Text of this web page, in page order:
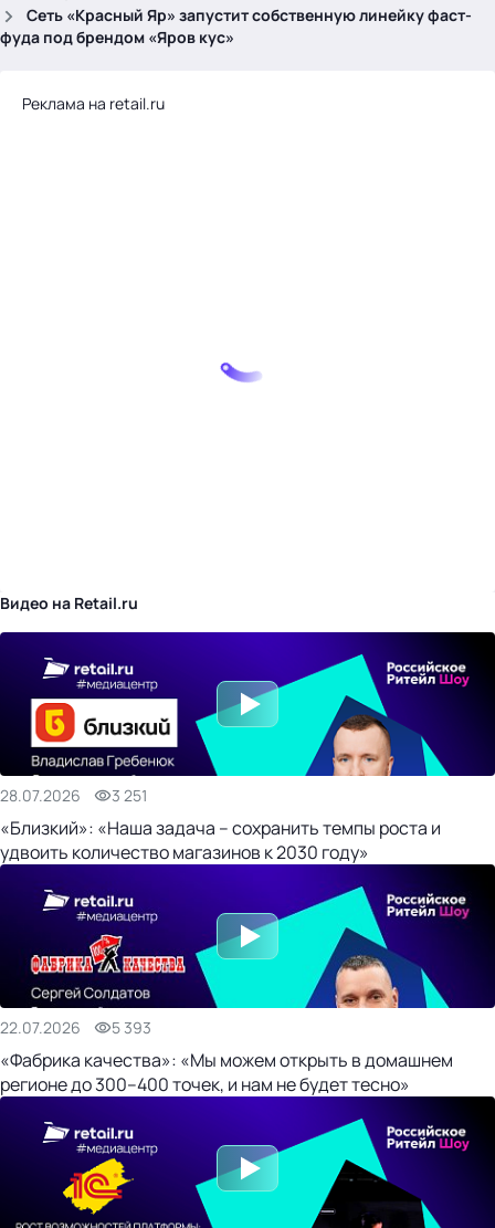
Сеть «Красный Яр» запустит собственную линейку фаст-
фуда под брендом «Яров кус»
Реклама на retail.ru
Видео на Retail.ru
28.07.2026 3 251
«Близкий»: «Наша задача – сохранить темпы роста и
удвоить количество магазинов к 2030 году»
22.07.2026 5 393
«Фабрика качества»: «Мы можем открыть в домашнем
регионе до 300–400 точек, и нам не будет тесно»